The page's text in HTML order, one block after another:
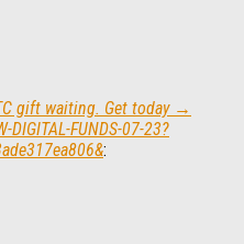
gift waiting. Get today →
FUNDS-07-23?
: